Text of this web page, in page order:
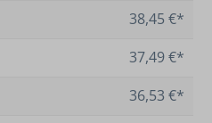
38,45 €*
37,49 €*
36,53 €*